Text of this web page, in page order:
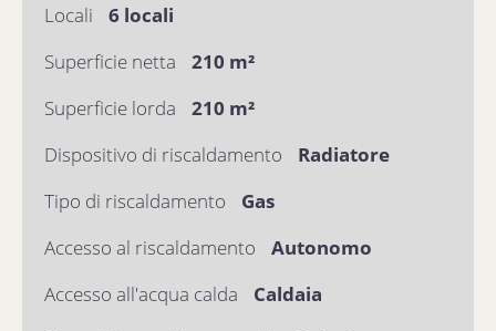
Locali
6 locali
Superficie netta
210 m²
Superficie lorda
210 m²
Dispositivo di riscaldamento
Radiatore
Tipo di riscaldamento
Gas
Accesso al riscaldamento
Autonomo
Accesso all'acqua calda
Caldaia